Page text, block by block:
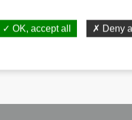
OK, accept all Deny